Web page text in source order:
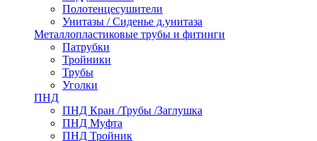
Полотенцесушители
Унитазы / Сиденье д.унитаза
Металлопластиковые трубы и фитинги
Патрубки
Тройники
Трубы
Уголки
ПНД
ПНД Кран /Трубы /Заглушка
ПНД Муфта
ПНД Тройник